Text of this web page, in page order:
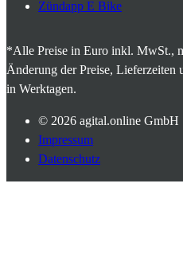
Zündapp E Bike
*Alle Preise in Euro inkl. MwSt.,
Änderung der Preise, Lieferzeiten
in Werktagen.
© 2026 agital.online GmbH
Impressum
Datenschutz